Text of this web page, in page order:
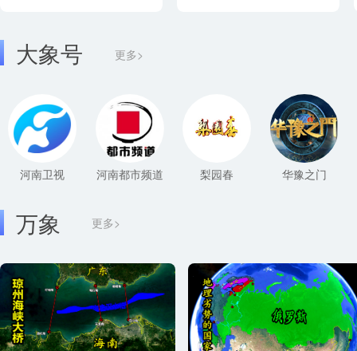
大象号 更多>
河南卫视 河南都市频道 梨园春 华豫之门
更多>
万象